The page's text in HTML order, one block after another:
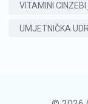
VITAMINI
UMJETNIČKA